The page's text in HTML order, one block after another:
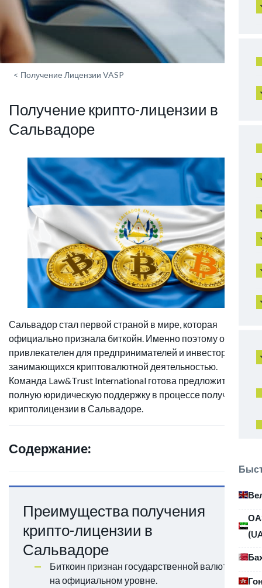
< Получение Лицензии VASP
Получение крипто-лицензии в
Сальвадоре
Сальвадор стал первой страной в мире, которая
официально признала биткойн. Именно поэтому он так
привлекателен для предпринимателей и инвесторов,
занимающихся криптовалютной деятельностью.
Команда Law&Trust International готова предложить
полную юридическую поддержку в процессе получения
криптолицензии в Сальвадоре.
Содержание:
Преимущества получения
крипто-лицензии в
Сальвадоре
Биткоин признан государственной валютой
на официальном уровне.